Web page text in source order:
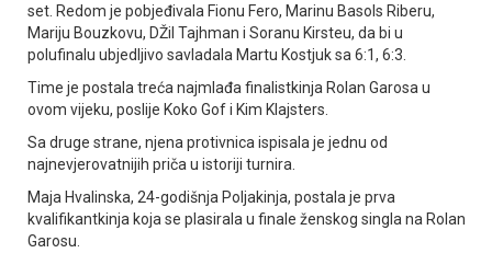
set. Redom je pobjeđivala Fionu Fero, Marinu Basols Riberu,
Mariju Bouzkovu, DŽil Tajhman i Soranu Kirsteu, da bi u
polufinalu ubjedljivo savladala Martu Kostjuk sa 6:1, 6:3.
Time je postala treća najmlađa finalistkinja Rolan Garosa u
ovom vijeku, poslije Koko Gof i Kim Klajsters.
Sa druge strane, njena protivnica ispisala je jednu od
najnevjerovatnijih priča u istoriji turnira.
Maja Hvalinska, 24-godišnja Poljakinja, postala je prva
kvalifikantkinja koja se plasirala u finale ženskog singla na Rolan
Garosu.